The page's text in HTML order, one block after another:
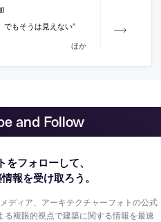
でもそうは見えない”
ほか
and Follow
フォローして、
報を受け取ろう。
ディア、アーキテクチャーフォトの公式
る複眼的視点で建築に関する情報を最速